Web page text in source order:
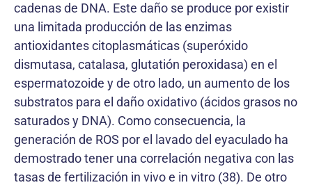
cadenas de DNA. Este daño se produce por existir
una limitada producción de las enzimas
antioxidantes citoplasmáticas (superóxido
dismutasa, catalasa, glutatión peroxidasa) en el
espermatozoide y de otro lado, un aumento de los
substratos para el daño oxidativo (ácidos grasos no
saturados y DNA). Como consecuencia, la
generación de ROS por el lavado del eyaculado ha
demostrado tener una correlación negativa con las
tasas de fertilización in vivo e in vitro (38). De otro